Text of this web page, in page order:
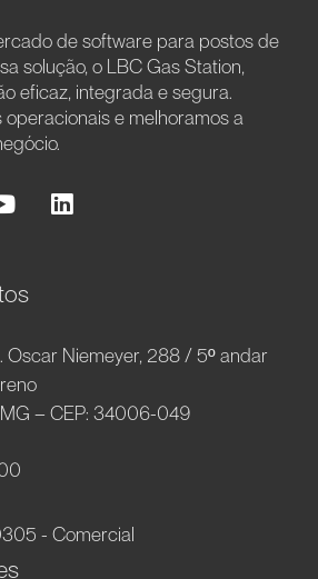
de software para postos de
solução, o LBC Gas Station,
eficaz, integrada e segura.
e melhoramos a
Oscar Niemeyer, 288 / 5º andar
– CEP: 34006-049
- Comercial